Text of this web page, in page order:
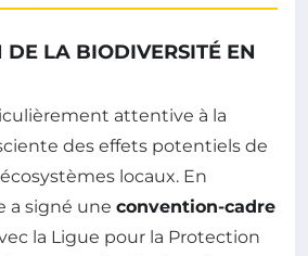
DE LA BIODIVERSITÉ EN
attentive à la
des effets potentiels de
locaux. En
a signé une convention-cadre
la Ligue pour la Protection